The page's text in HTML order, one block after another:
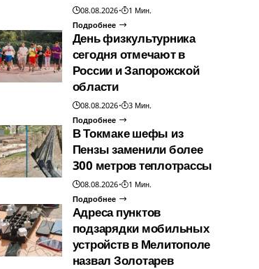
08.08.2026
1 Мин.
Подробнее
День физкультурника
сегодня отмечают в
России и Запорожской
области
08.08.2026
3 Мин.
Подробнее
В Токмаке шефы из
Пензы заменили более
300 метров теплотрассы
08.08.2026
1 Мин.
Подробнее
Адреса пунктов
подзарядки мобильных
устройств в Мелитополе
назвал Золотарев